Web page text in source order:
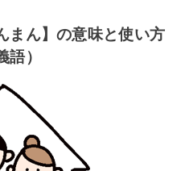
まん】の意味と使い方
）